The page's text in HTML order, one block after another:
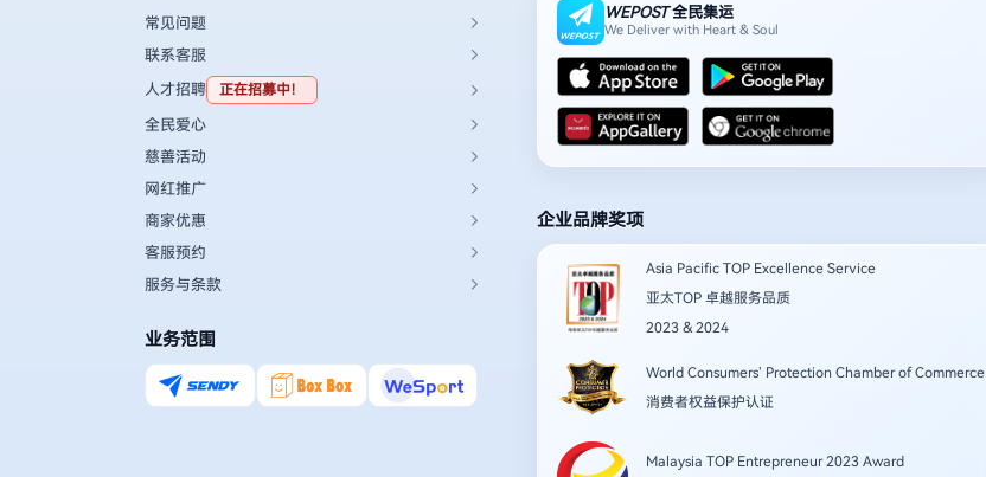
常见问题
联系客服
人才招聘
正在招募中！
全民爱心
慈善活动
网红推广
商家优惠
客服预约
服务与条款
业务范围
WEPOST全民集运
We Deliver with Heart & Soul
企业品牌奖项
Asia Pacific TOP Excellence Service
亚太TOP 卓越服务品质
2023 & 2024
World Consumers’ Protection Chamber of Commerce
消费者权益保护认证
Malaysia TOP Entrepreneur 2023 Award